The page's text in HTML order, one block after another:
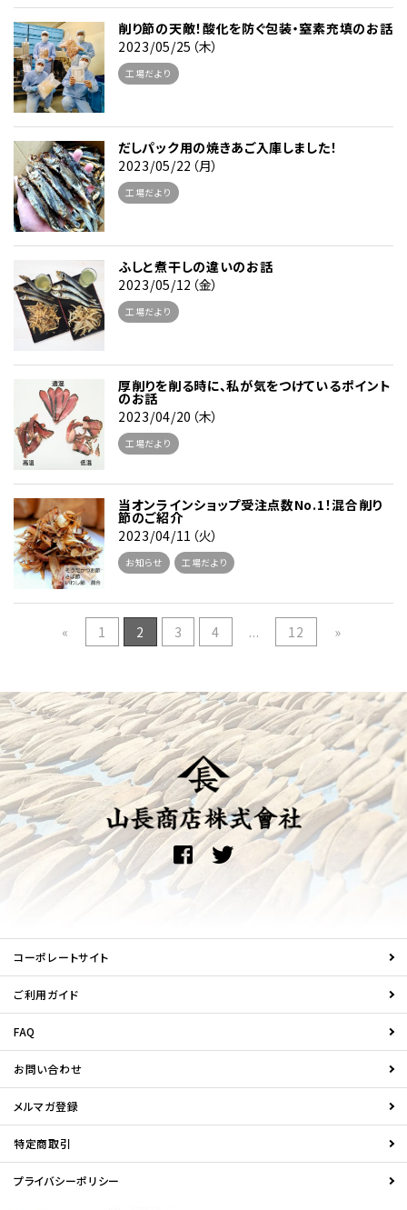
削り節の天敵！酸化を防ぐ包装・窒素充填のお話
2023/05/25（木）
工場だより
だしパック用の焼きあご入庫しました！
2023/05/22（月）
工場だより
ふしと煮干しの違いのお話
2023/05/12（金）
工場だより
厚削りを削る時に、私が気をつけているポイント
のお話
2023/04/20（木）
工場だより
当オンラインショップ受注点数No.1！混合削り
節のご紹介
2023/04/11（火）
お知らせ 工場だより
« 1 2 3 4 ... 12 »
コーポレートサイト
ご利用ガイド
FAQ
お問い合わせ
メルマガ登録
特定商取引
プライバシーポリシー